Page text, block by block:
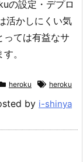
の設定・デプロ
活かしにくい気
っては有益なサ
。
heroku heroku
by i-shinya